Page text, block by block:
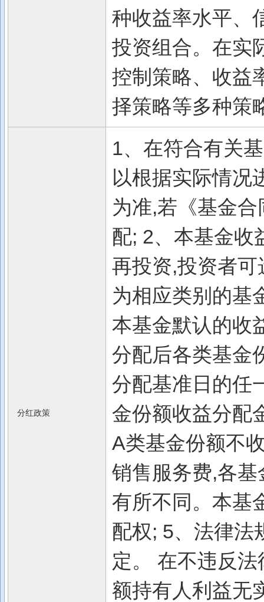
种收益率水平、
投资组合。在实
控制策略、收益
择策略等多种策
分红政策
1、在符合有关
以根据实际情况
为准,若《基金
配; 2、本基金收
再投资,投资者
为相应类别的基
本基金默认的收
分配后各类基金
分配基准日的任
金份额收益分配
A类基金份额不
销售服务费,各
有所不同。本基
配权; 5、法律法
定。 在不违反
额持有人利益无